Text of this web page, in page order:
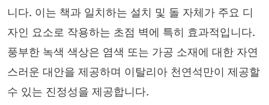
니다. 이는 책과 일치하는 설치 및 돌 자체가 주요 디
자인 요소로 작용하는 초점 벽에 특히 효과적입니다.
풍부한 녹색 색상은 염색 또는 가공 소재에 대한 자연
스러운 대안을 제공하며 이탈리아 천연석만이 제공할
수 있는 진정성을 제공합니다.